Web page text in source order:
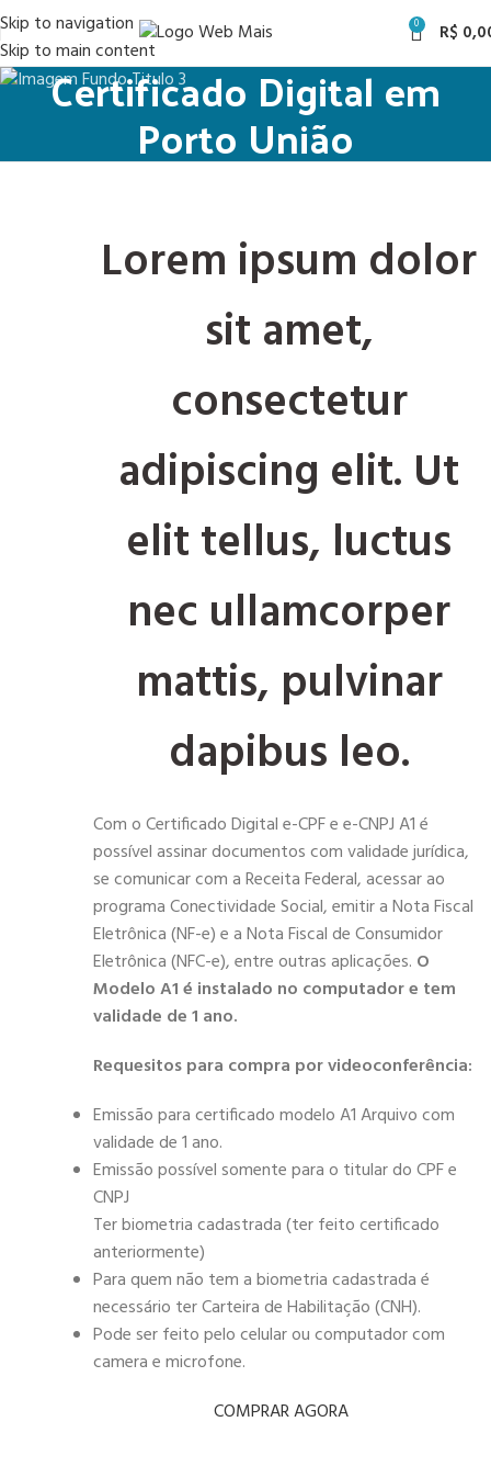
Skip to navigation
Skip to main content
0 R$
Certificado Digital em
Porto União
Lorem ipsum dolor
sit amet,
consectetur
adipiscing elit. Ut
elit tellus, luctus
nec ullamcorper
mattis, pulvinar
dapibus leo.
Com o Certificado Digital e-CPF e e-CNPJ A1 é
possível assinar documentos com validade jurídica,
se comunicar com a Receita Federal, acessar ao
programa Conectividade Social, emitir a Nota Fiscal
Eletrônica (NF-e) e a Nota Fiscal de Consumidor
Eletrônica (NFC-e), entre outras aplicações. O
Modelo A1 é instalado no computador e tem
validade de 1 ano.
Requesitos para compra por videoconferência:
Emissão para certificado modelo A1 Arquivo com
validade de 1 ano.
Emissão possível somente para o titular do CPF e
CNPJ
Ter biometria cadastrada (ter feito certificado
anteriormente)
Para quem não tem a biometria cadastrada é
necessário ter Carteira de Habilitação (CNH).
Pode ser feito pelo celular ou computador com
camera e microfone.
COMPRAR AGORA